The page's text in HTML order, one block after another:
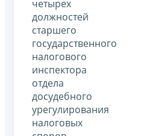
четырех
должностей
старшего
государственного
налогового
инспектора
отдела
досудебного
урегулирования
налоговых